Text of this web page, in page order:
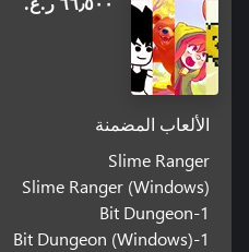
الألعاب المضمنة
Slime Ranger
Slime Ranger (Windows)
1-Bit Dungeon
1-Bit Dungeon (Windows)